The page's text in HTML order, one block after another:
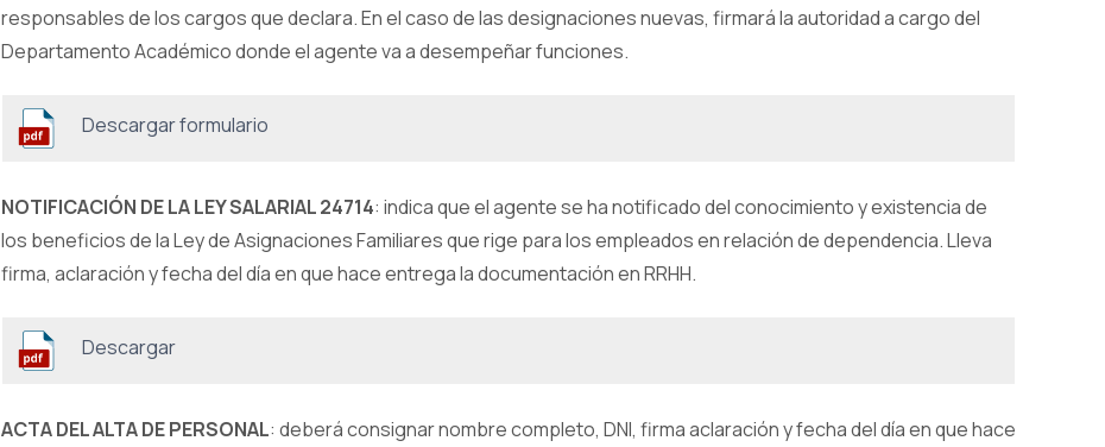
responsables de los cargos que declara. En el caso de las designaciones nuevas, firmará la autoridad a cargo del
Departamento Académico donde el agente va a desempeñar funciones.
Descargar formulario
NOTIFICACIÓN DE LA LEY SALARIAL 24714: indica que el agente se ha notificado del conocimiento y existencia de
los beneficios de la Ley de Asignaciones Familiares que rige para los empleados en relación de dependencia. Lleva
firma, aclaración y fecha del día en que hace entrega la documentación en RRHH.
Descargar
ACTA DEL ALTA DE PERSONAL: deberá consignar nombre completo, DNI, firma aclaración y fecha del día en que hace